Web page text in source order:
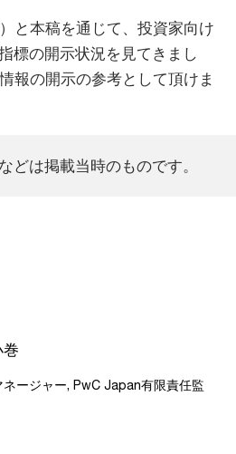
と本稿を通じて、投資家向け
標の開示状況を見てきまし
報の開示の参考として頂けま
は掲載当時のものです。
ネージャー, PwC Japan有限責任監